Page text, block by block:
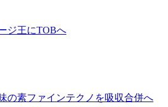
ジ王にTOBへ
の素ファインテクノを吸収合併へ